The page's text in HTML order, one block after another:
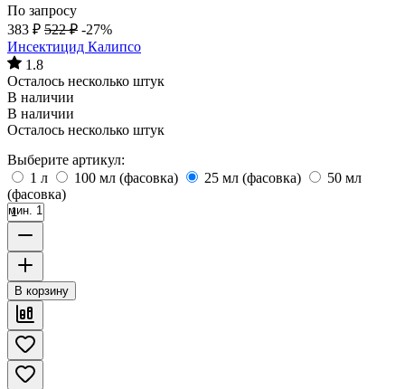
По запросу
383 ₽ 522 ₽ -27%
Инсектицид Калипсо
1.8
Осталось несколько штук
В наличии
В наличии
Осталось несколько штук
Выберите артикул:
1 л
100 мл (фасовка) 25 мл (фасовка)
50 мл
(фасовка)
мин. 1
В корзину